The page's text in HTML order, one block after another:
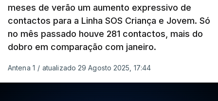
meses de verão um aumento expressivo de
contactos para a Linha SOS Criança e Jovem. Só
no mês passado houve 281 contactos, mais do
dobro em comparação com janeiro.
Antena 1 / atualizado 29 Agosto 2025, 17:44